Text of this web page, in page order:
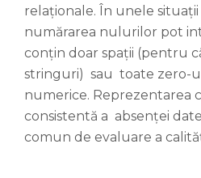
relaționale. În unele
numărarea nulurilor pot
conțin doar spații (pentru
stringuri) sau toate zero-
numerice. Reprezentarea
consistentă a absenței
comun de evaluare a